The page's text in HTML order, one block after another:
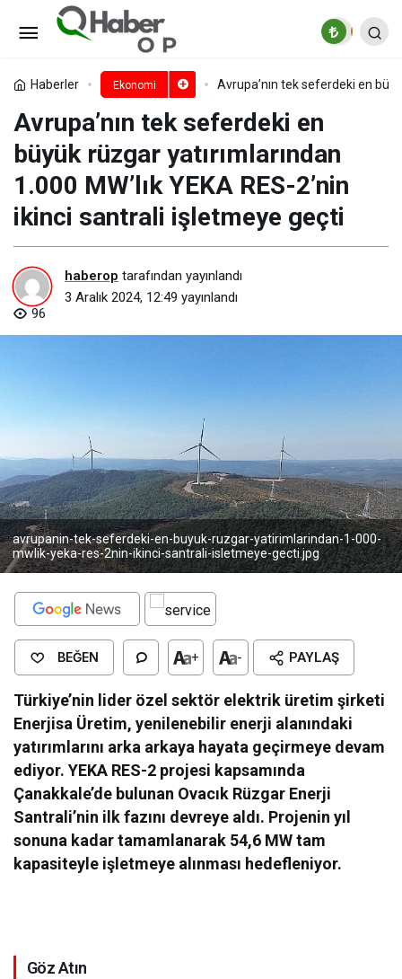
Haberler Ekonomi Avrupa’nın tek seferdeki en
Avrupa’nın tek seferdeki en
büyük rüzgar yatırımlarından
1.000 MW’lık YEKA RES-2’nin
ikinci santrali işletmeye geçti
haberop tarafından yayınlandı
3 Aralık 2024, 12:49 yayınlandı
96
avrupanin-tek-seferdeki-en-buyuk-ruzgar-yatirimlarindan-1-000-
mwlik-yeka-res-2nin-ikinci-santrali-isletmeye-gecti.jpg
BEĞEN + - PAYLAŞ
Türkiye’nin lider özel sektör elektrik üretim şirketi
Enerjisa Üretim, yenilenebilir enerji alanındaki
yatırımlarını arka arkaya hayata geçirmeye devam
ediyor. YEKA RES-2 projesi kapsamında
Çanakkale’de bulunan Ovacık Rüzgar Enerji
Santrali’nin ilk fazını devreye aldı. Projenin yıl
sonuna kadar tamamlanarak 54,6 MW tam
kapasiteyle işletmeye alınması hedefleniyor.
Göz Atın
Enflasyon ve faiz ikilisi,
makroekonomik gündemdeki yerini
koruyacak
Yorum Yap